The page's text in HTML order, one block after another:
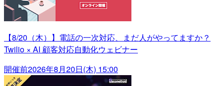
【8/20（木）】電話の一次対応、まだ人がやってますか？
Twilio × AI 顧客対応自動化ウェビナー
開催前2026年8月20日(木) 15:00